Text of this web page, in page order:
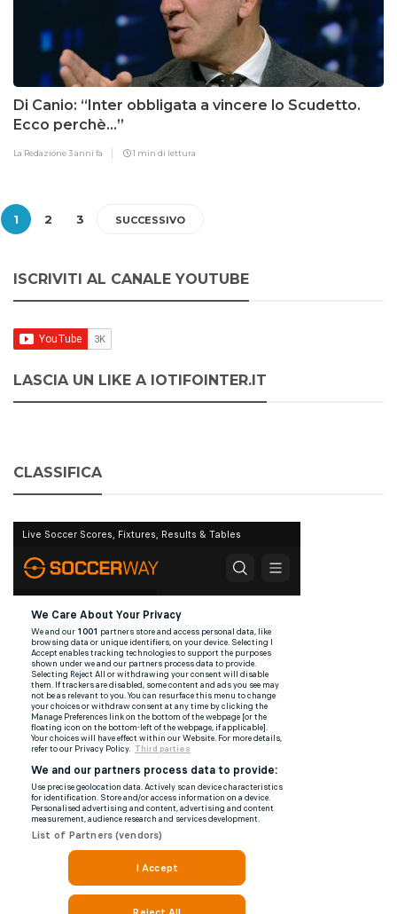
Di Canio: “Inter obbligata a vincere lo Scudetto.
Ecco perchè…”
La Redazione3 anni fa 1 min di lettura
1 2 3 SUCCESSIVO
ISCRIVITI AL CANALE YOUTUBE
LASCIA UN LIKE A IOTIFOINTER.IT
CLASSIFICA